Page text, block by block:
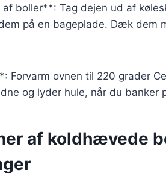
boller**: Tag dejen ud af
på en bageplade. Dæk dem
Forvarm ovnen til 220 grader
og lyder hule, når du banker
af koldhævede